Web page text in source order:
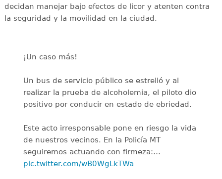
decidan manejar bajo efectos de licor y atenten contra
la seguridad y la movilidad en la ciudad.
¡Un caso más!
Un bus de servicio público se estrelló y al
realizar la prueba de alcoholemia, el piloto dio
positivo por conducir en estado de ebriedad.
Este acto irresponsable pone en riesgo la vida
de nuestros vecinos. En la Policía MT
seguiremos actuando con firmeza:…
pic.twitter.com/wB0WgLkTWa